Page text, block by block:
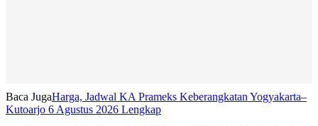
Baca JugaHarga, Jadwal KA Prameks Keberangkatan Yogyakarta–
Kutoarjo 6 Agustus 2026 Lengkap